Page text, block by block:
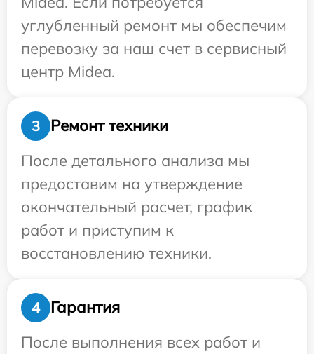
углубленный ремонт мы обеспечим
перевозку за наш счет в сервисный
центр Midea.
3
Ремонт техники
После детального анализа мы
предоставим на утверждение
окончательный расчет, график
работ и приступим к
восстановлению техники.
4
Гарантия
После выполнения всех работ и